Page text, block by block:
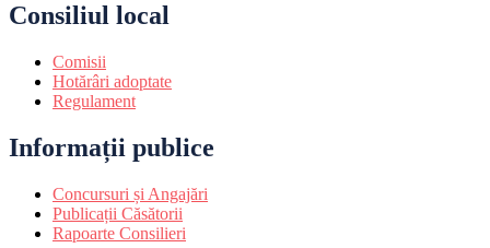
Consiliul local
Comisii
Hotărâri adoptate
Regulament
Informații publice
Concursuri și Angajări
Publicații Căsătorii
Rapoarte Consilieri